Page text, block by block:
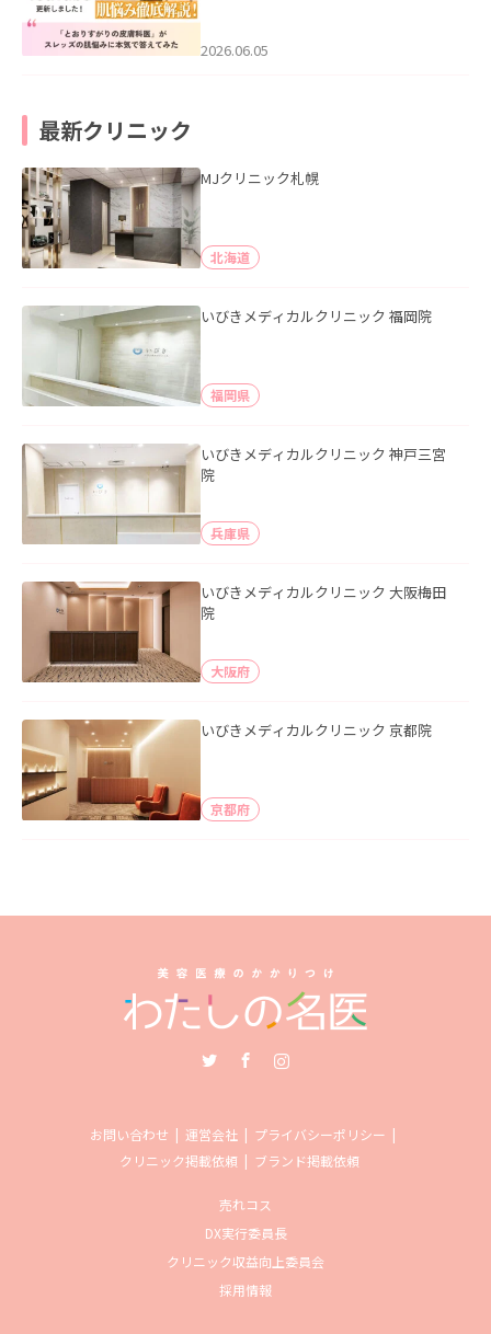
2026.06.05
最新クリニック
MJクリニック札幌
北海道
いびきメディカルクリニック 福岡院
福岡県
いびきメディカルクリニック 神戸三宮
院
兵庫県
いびきメディカルクリニック 大阪梅田
院
大阪府
いびきメディカルクリニック 京都院
京都府
お問い合わせ 運営会社
プライバシーポリシー
クリニック掲載依頼
ブランド掲載依頼
売れコス
DX実行委員長
クリニック収益向上委員会
採用情報